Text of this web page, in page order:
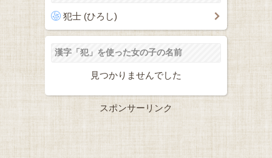
犯士 (ひろし)
漢字「犯」を使った女の子の名前
見つかりませんでした
スポンサーリンク